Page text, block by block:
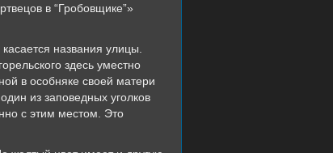
в “Гробовщике”»
названия улицы.
здесь уместно
в особняке своей матери
из заповедных уголков
с этим местом. Это